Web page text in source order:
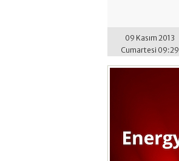
09 Kasım 2013
Cumartesi 09:29